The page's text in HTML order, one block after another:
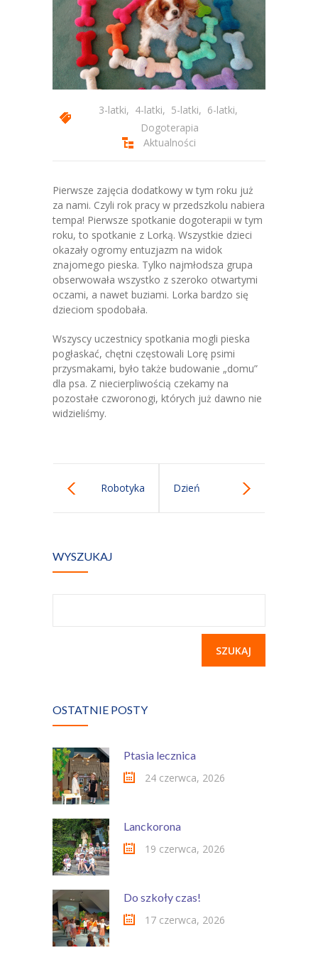
-- Programy autorskie
-- Podstawa Programowa
-- Plan Dnia
-- Grupa 3-latków
-- Grupa 4-latków
-- Grupa 5-latków
-- Grupa 6-latków
Dla Rodziców
-- E-Lizak
-- Rekrutacja
-- Jadłospis
Nazaretanki
3-latki, 4-latki, 5-latki, 6-latki,
Dogoterapia
Aktualności
Pierwsze zajęcia dodatkowy w tym roku już
za nami. Czyli rok pracy w przedszkolu nabiera
tempa! Pierwsze spotkanie dogoterapii w tym
roku, to spotkanie z Lorką. Wszystkie dzieci
okazały ogromy entuzjazm na widok
znajomego pieska. Tylko najmłodsza grupa
obserwowała wszystko z szeroko otwartymi
oczami, a nawet buziami. Lorka bardzo się
dzieciom spodobała.
Wszyscy uczestnicy spotkania mogli pieska
pogłaskać, chętni częstowali Lorę psimi
przysmakami, było także budowanie „domu”
dla psa. Z niecierpliwością czekamy na
pozostałe czworonogi, których już dawno nie
widzieliśmy.
Robotyka Dzień
WYSZUKAJ
OSTATNIE POSTY
Ptasia lecznica
24 czerwca, 2026
Lanckorona
19 czerwca, 2026
Do szkoły czas!
17 czerwca, 2026